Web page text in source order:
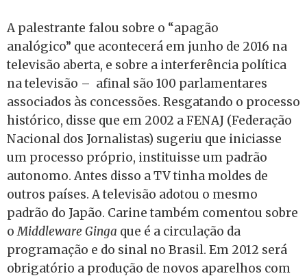
A palestrante falou sobre o “apagão
analógico” que acontecerá em junho de 2016 na
televisão aberta, e sobre a interferência política
na televisão – afinal são 100 parlamentares
associados às concessões. Resgatando o processo
histórico, disse que em 2002 a FENAJ (Federação
Nacional dos Jornalistas) sugeriu que iniciasse
um processo próprio, instituisse um padrão
autonomo. Antes disso a TV tinha moldes de
outros países. A televisão adotou o mesmo
padrão do Japão. Carine também comentou sobre
oMiddleware Ginga que é a circulação da
programação e do sinal no Brasil. Em 2012 será
obrigatório a produção de novos aparelhos com